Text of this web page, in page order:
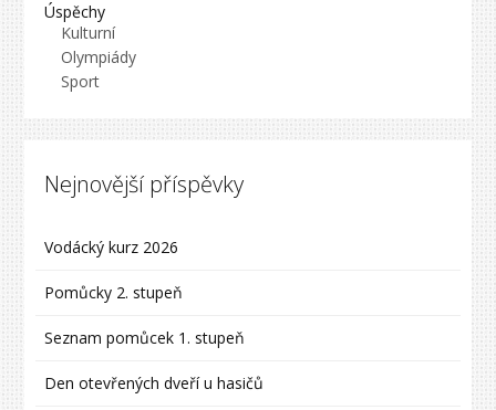
Úspěchy
Kulturní
Olympiády
Sport
Nejnovější příspěvky
Vodácký kurz 2026
Pomůcky 2. stupeň
Seznam pomůcek 1. stupeň
Den otevřených dveří u hasičů